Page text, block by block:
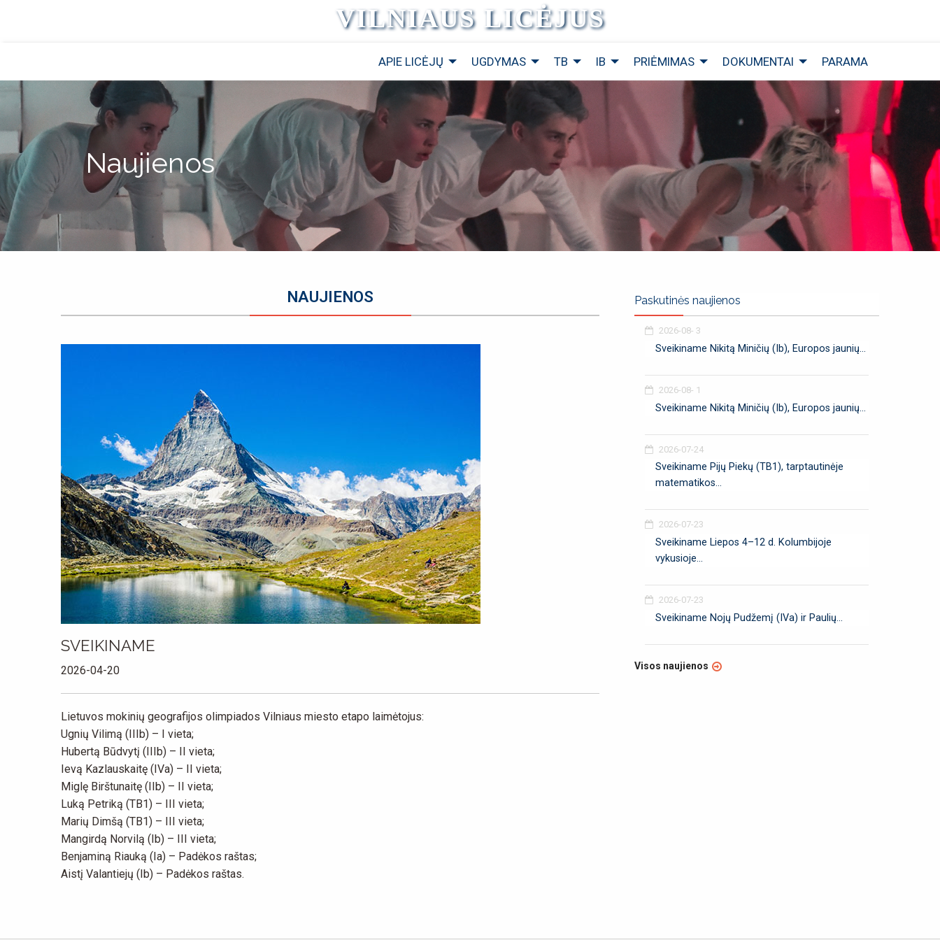
VILNIAUS LICĖJUS
APIE LICĖJŲ UGDYMAS TB IB PRIĖMIMAS DOKUMENTAI PARAMA
Naujienos
NAUJIENOS
SVEIKINAME
2026-04-20
Lietuvos mokinių geografijos olimpiados Vilniaus miesto etapo laimėtojus:
Ugnių Vilimą (IIIb) – I vieta;
Hubertą Būdvytį (IIIb) – II vieta;
Ievą Kazlauskaitę (IVa) – II vieta;
Miglę Birštunaitę (IIb) – II vieta;
Luką Petriką (TB1) – III vieta;
Marių Dimšą (TB1) – III vieta;
Mangirdą Norvilą (Ib) – III vieta;
Benjaminą Riauką (Ia) – Padėkos raštas;
Aistį Valantiejų (Ib) – Padėkos raštas.
Paskutinės naujienos
2026-08- 3
Sveikiname Nikitą Miničių (Ib), Europos jaunių...
2026-08- 1
Sveikiname Nikitą Miničių (Ib), Europos jaunių...
2026-07-24
Sveikiname Pijų Piekų (TB1), tarptautinėje
matematikos...
2026-07-23
Sveikiname Liepos 4–12 d. Kolumbijoje
vykusioje...
2026-07-23
Sveikiname Nojų Pudžemį (IVa) ir Paulių...
Visos naujienos